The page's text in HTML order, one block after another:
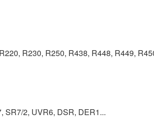
R230, R250, R438, R448, R449,
SR7/2, UVR6, DSR, DER1...